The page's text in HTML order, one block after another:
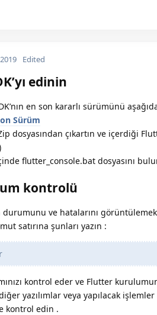
Edited
edinin
en son kararlı sürümünü
Sürüm
Zip dosyasından çıkartın ve içerdiği
flutter_console.bat dosyasını
kontrolü
durumunu ve hatalarını
satırına şunları yazın :
kontrol eder ve Flutter
yazılımlar veya yapılacak
kontrol edin .